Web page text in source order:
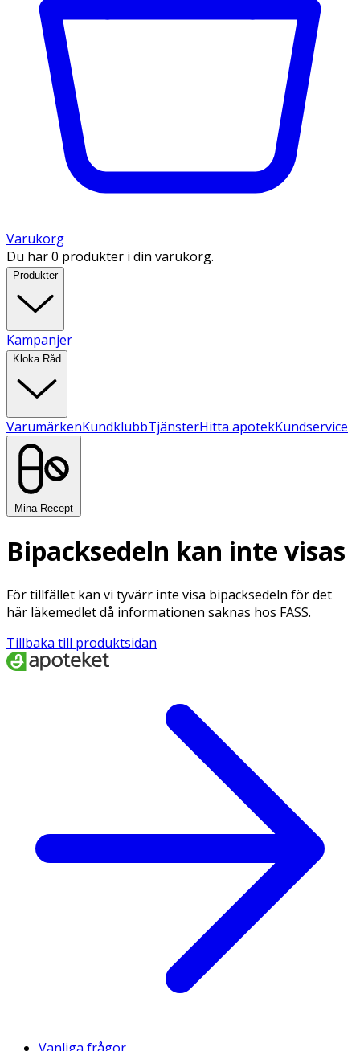
Varukorg
Du har 0 produkter i din varukorg.
Produkter
Kampanjer
Kloka Råd
VarumärkenKundklubbTjänsterHitta apotekKundservice
Mina Recept
Bipacksedeln kan inte visas
För tillfället kan vi tyvärr inte visa bipacksedeln för det
här läkemedlet då informationen saknas hos FASS.
Tillbaka till produktsidan